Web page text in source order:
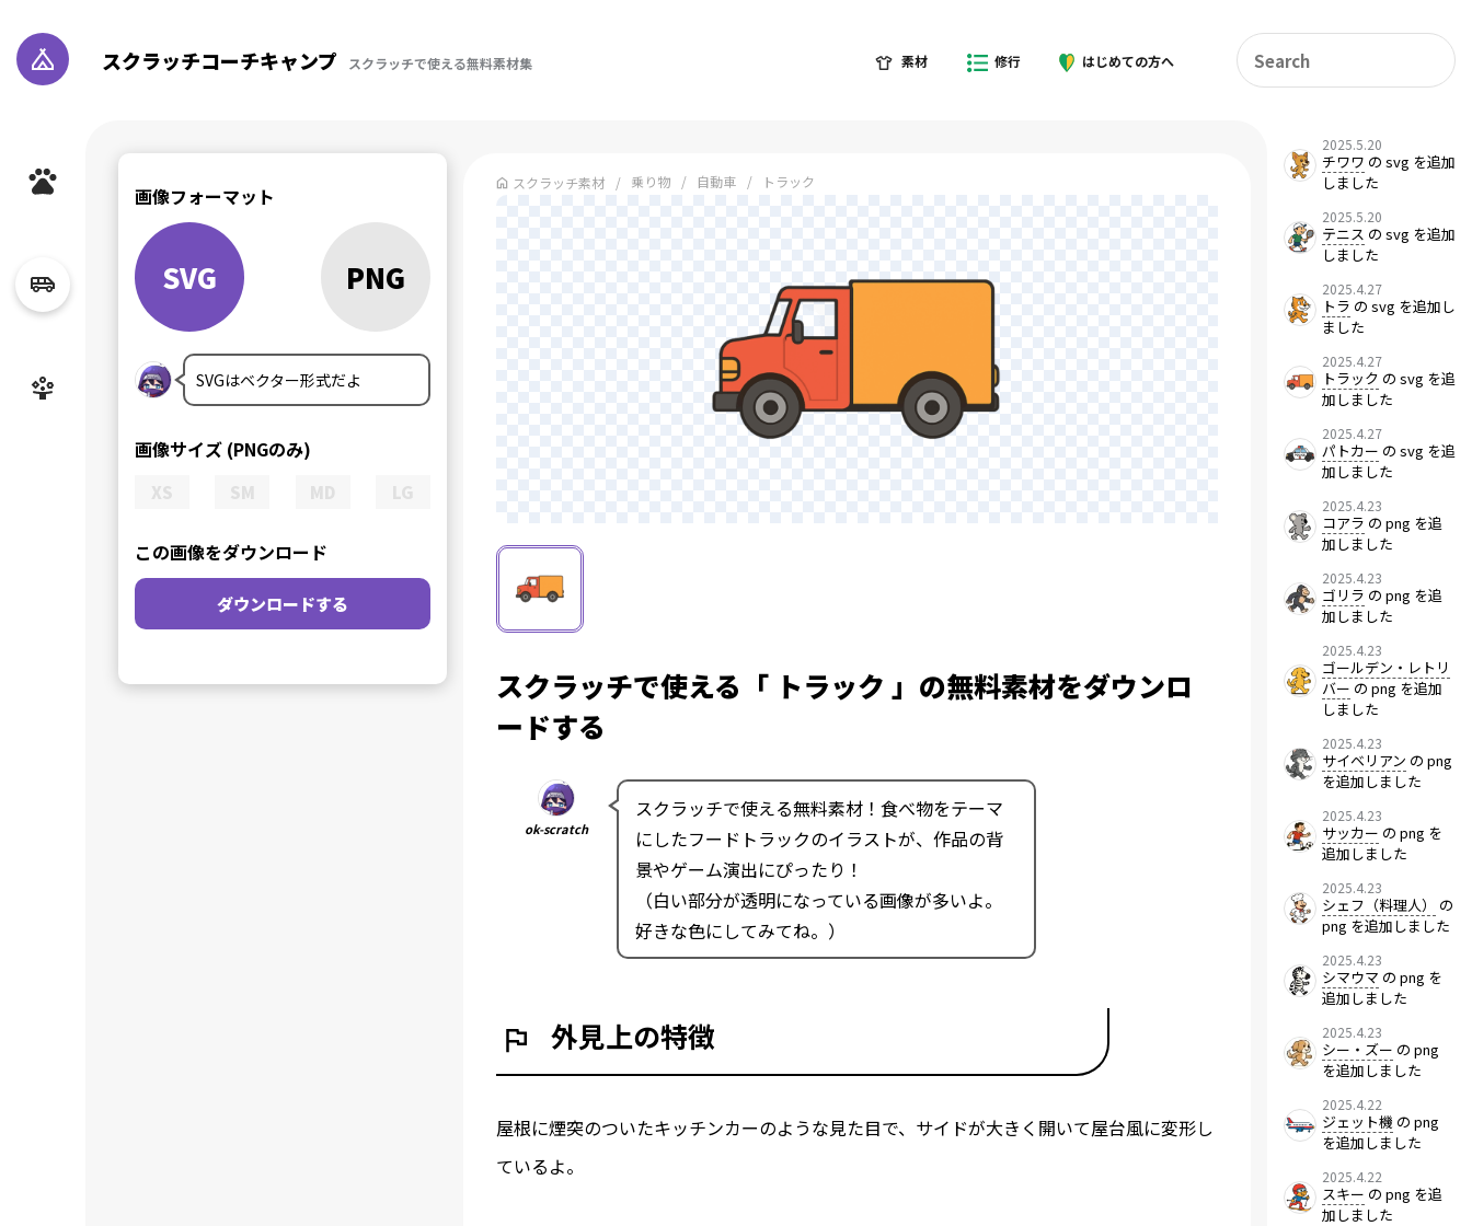
スクラッチコーチキャンプ スクラッチで使える無料素材集 素材 修行 はじめての方へ
画像フォーマット
SVG PNG
SVGはベクター形式だよ
画像サイズ (PNGのみ)
この画像をダウンロード
ダウンロードする
スクラッチ素材 乗り物 自動車 トラック
スクラッチで使える「 トラック 」の無料素材をダウンロ
ードする
ok-scratch
スクラッチで使える無料素材！食べ物をテーマ
にしたフードトラックのイラストが、作品の背
景やゲーム演出にぴったり！
（白い部分が透明になっている画像が多いよ。
好きな色にしてみてね。）
外見上の特徴
屋根に煙突のついたキッチンカーのような見た目で、サイドが大きく開いて屋台風に変形し
ているよ。
2025.5.20
チワワ の svg を追加
しました
2025.5.20
テニス の svg を追加
しました
2025.4.27
トラ の svg を追加し
ました
2025.4.27
トラック の svg を追
加しました
2025.4.27
パトカー の svg を追
加しました
2025.4.23
コアラ の png を追
加しました
2025.4.23
ゴリラ の png を追
加しました
2025.4.23
ゴールデン・レトリ
バー の png を追加
しました
2025.4.23
サイベリアン の png
を追加しました
2025.4.23
サッカー の png を
追加しました
2025.4.23
シェフ（料理人）
の
png を追加しました
2025.4.23
シマウマ の png を
追加しました
2025.4.23
シー・ズー の png
を追加しました
2025.4.22
ジェット機の png
を追加しました
2025.4.22
スキー の png を追
加しました